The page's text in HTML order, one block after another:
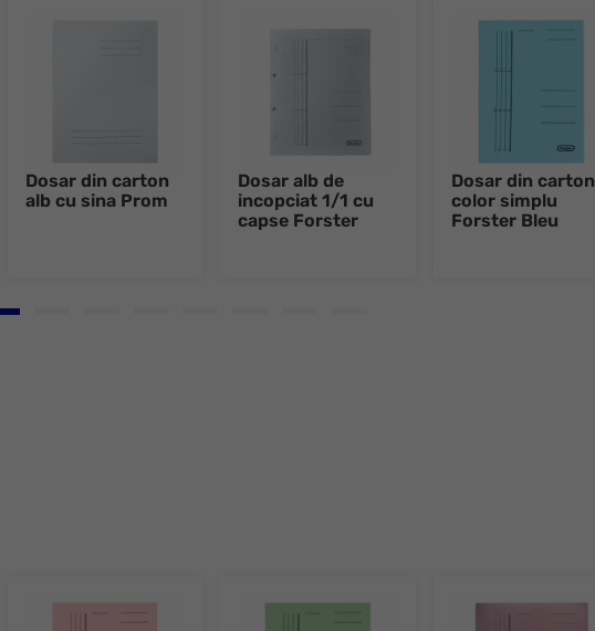
Dosar din carton
alb cu sina Prom
Dosar alb de
incopciat 1/1 cu
capse Forster
Dosar din carton
color simplu
Forster Bleu
Go to slide 1